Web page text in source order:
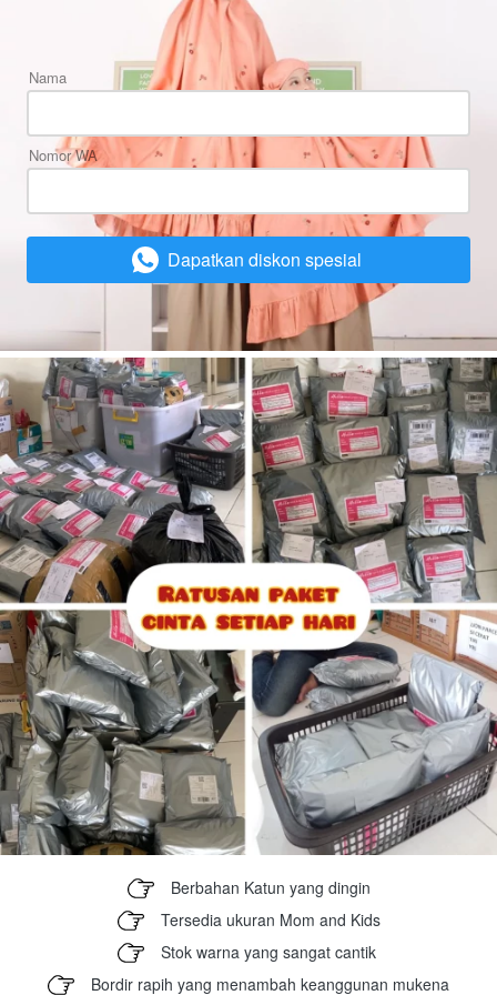
Nama
Nomor WA
` Dapatkan diskon spesial
Berbahan Katun yang dingin
Tersedia ukuran Mom and Kids
Stok warna yang sangat cantik
Bordir rapih yang menambah keanggunan mukena